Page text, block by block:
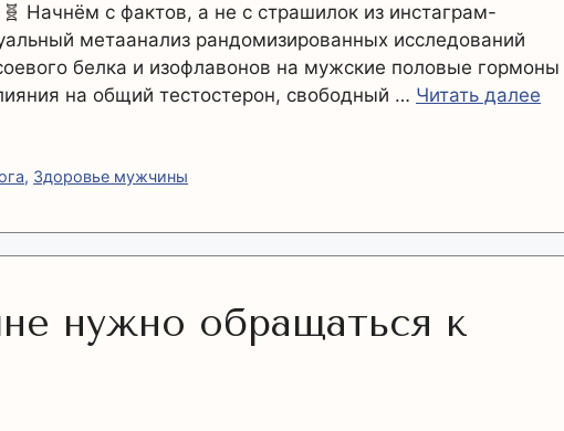
🧬 Начнём с фактов, а не с страшилок из инстаграм-
метаанализ рандомизированных исследований
белка и изофлавонов на мужские половые гормоны
на общий тестостерон, свободный … Читать далее
, Здоровье мужчины
нужно обращаться к